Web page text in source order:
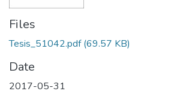
Files
Tesis_51042.pdf(69.57 KB)
Date
2017-05-31